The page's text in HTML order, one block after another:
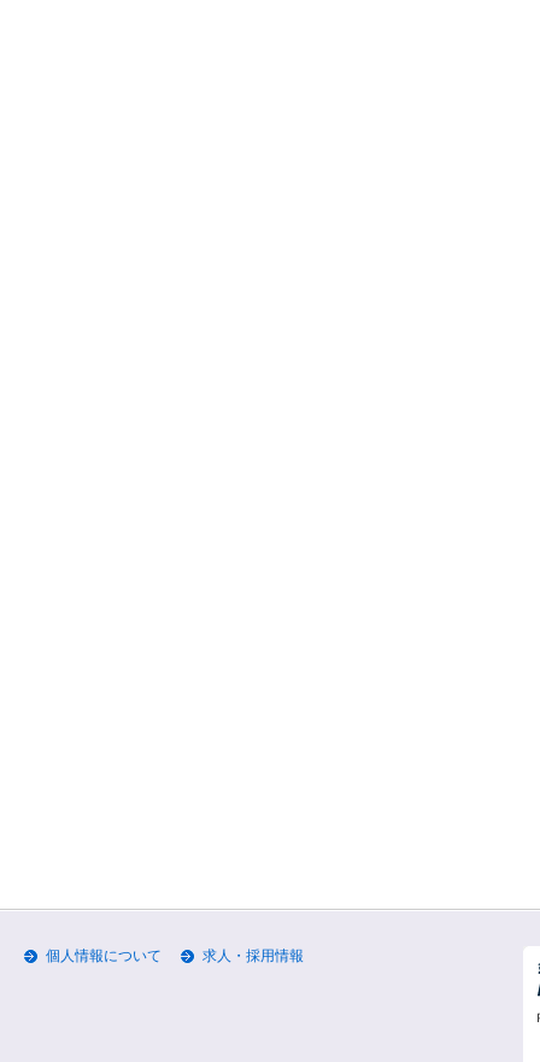
個人情報について 求人・採用情報